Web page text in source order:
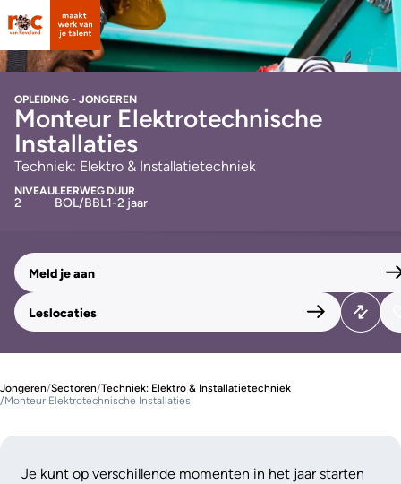
OPLEIDING - JONGEREN
Monteur Elektrotechnische
Installaties
Techniek: Elektro & Installatietechniek
NIVEAU
2
LEERWEG
BOL/BBL
DUUR
1-2 jaar
Meld je aan
Leslocaties
Jongeren/Sectoren/Techniek: Elektro & Installatietechniek
/Monteur Elektrotechnische Installaties
Je kunt op verschillende momenten in het jaar starten